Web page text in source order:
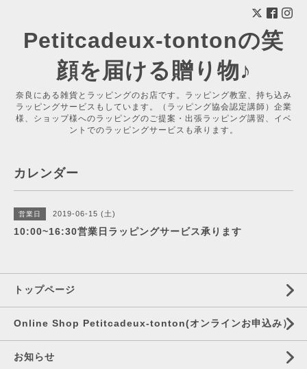
Petitcadeux-tontonの笑
顔を届ける贈り物♪
奈良にある雑貨とラッピングのお店です。ラッピング教室、持ち込み
ラッピングサービスもしています。（ラッピング協会認定講師）企業
様、ショップ様へのラッピングのご提案・出張ラッピング講習、イベ
ントでのラッピングサービスも承ります。
カレンダー
営業日 2019-06-15 (土)
10:00~16:30営業日ラッピングサービス承ります
トップページ
Online Shop Petitcadeux-tonton(オンラインお申込み）
お知らせ